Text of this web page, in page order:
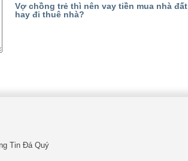
Vợ chồng trẻ thì nên vay tiền mua nhà đất
hay đi thuê nhà?
Tin Đá Quý